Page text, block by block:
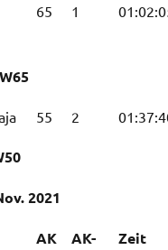
65 1
55 2
2021
AK
AK-
Zeit